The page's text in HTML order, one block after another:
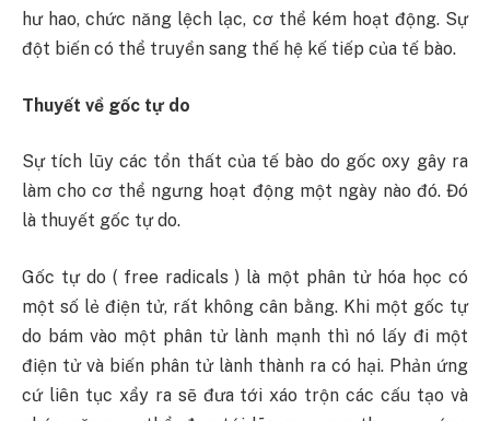
hư hao, chức năng lệch lạc, cơ thể kém hoạt động. Sự
đột biến có thể truyền sang thế hệ kế tiếp của tế bào.
Thuyết về gốc tự do
Sự tích lũy các tổn thất của tế bào do gốc oxy gây ra
làm cho cơ thể ngưng hoạt động một ngày nào đó. Đó
là thuyết gốc tự do.
Gốc tự do ( free radicals ) là một phân tử hóa học có
một số lẻ điện tử, rất không cân bằng. Khi một gốc tự
do bám vào một phân tử lành mạnh thì nó lấy đi một
điện tử và biến phân tử lành thành ra có hại. Phản ứng
cứ liên tục xẩy ra sẽ đưa tới xáo trộn các cấu tạo và